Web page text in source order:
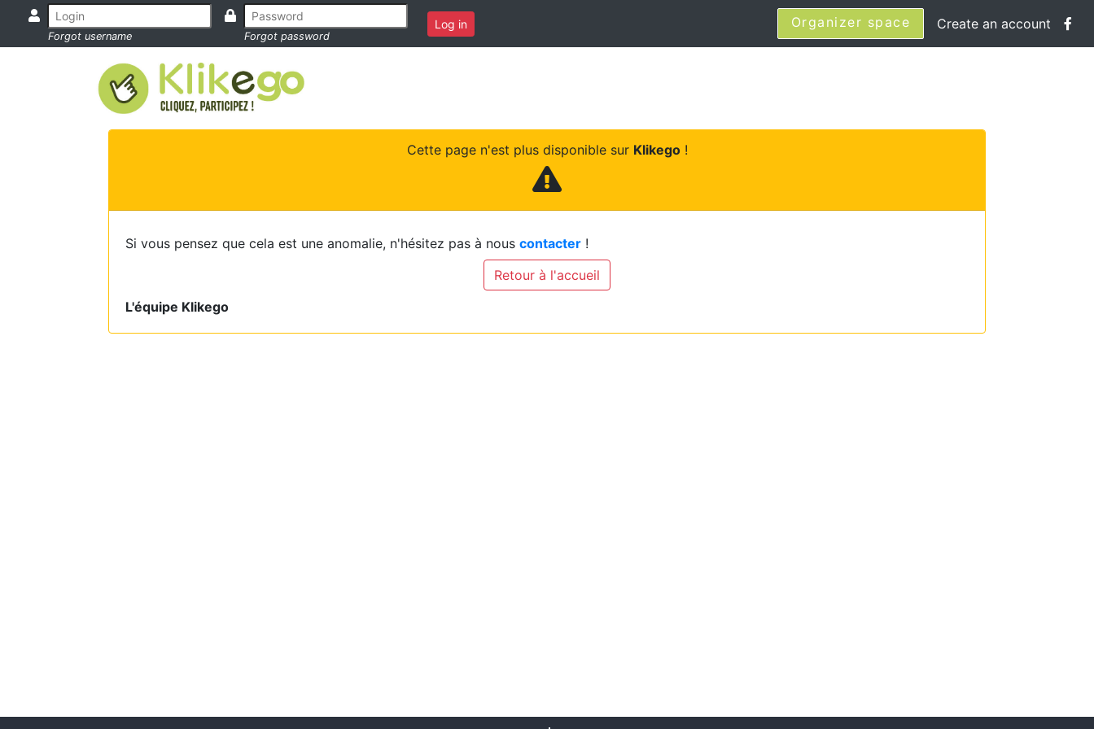
Forgot username Forgot password
Log in Organizer space Create an account
Cette page n'est plus disponible sur Klikego!
Si vous pensez que cela est une anomalie, n'hésitez pas à nous contacter !
Retour à l'accueil
L'équipe Klikego